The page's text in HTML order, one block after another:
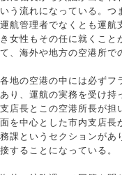
いう流れになっている。つ
運航管理者でなくとも運航
き女性もその任に就くこ
て、海外や地方の空港所で
各地の空港の中には必ずフ
あり、運航の実務を受け持
支店長とこの空港所長が担
面を中心とした市内支店長
務課というセクションがあ
接することになっている。